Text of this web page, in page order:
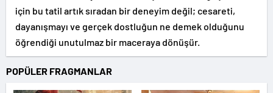
için bu tatil artık sıradan bir deneyim değil; cesareti,
dayanışmayı ve gerçek dostluğun ne demek olduğunu
öğrendiği unutulmaz bir maceraya dönüşür.
POPÜLER FRAGMANLAR